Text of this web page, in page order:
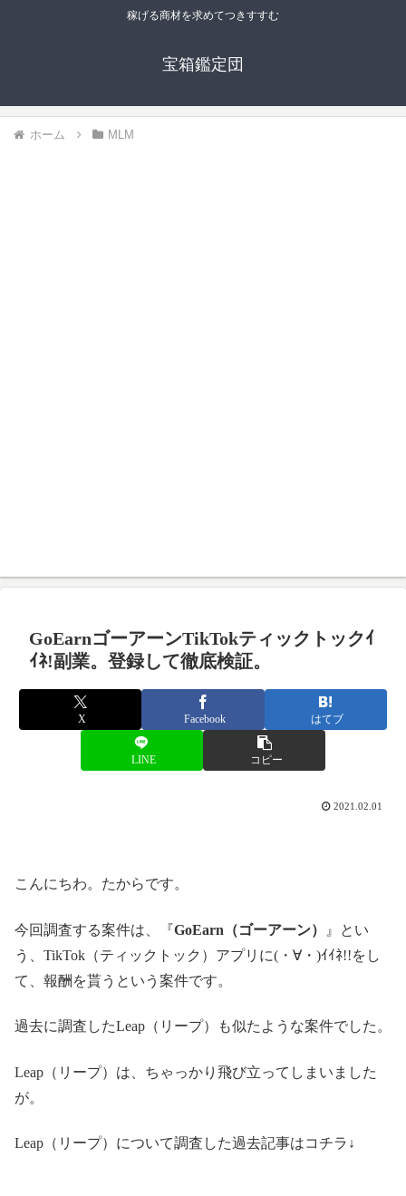
稼げる商材を求めてつきすすむ
宝箱鑑定団
ホーム MLM
GoEarnゴーアーンTikTokティックトックｲ
ｲﾈ!副業。登録して徹底検証。
X Facebook はてブ
LINE コピー
2021.02.01
こんにちわ。たからです。
今回調査する案件は、『GoEarn（ゴーアーン）
』とい
う、TikTok（ティックトック）アプリに(・∀・)ｲｲﾈ!!をし
て、報酬を貰うという案件です。
過去に調査したLeap（リープ）も似たような案件でした。
Leap（リープ）は、ちゃっかり飛び立ってしまいました
が。
Leap（リープ）について調査した過去記事はコチラ↓